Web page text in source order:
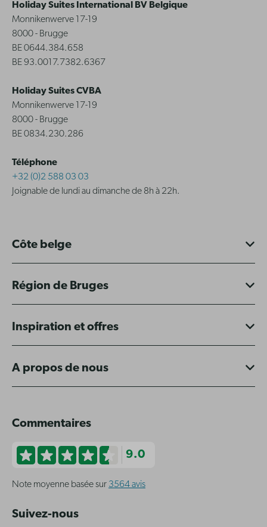
Holiday Suites International BV Belgique
Monnikenwerve 17-19
8000 - Brugge
BE 0644.384.658
BE 93.0017.7382.6367
Holiday Suites CVBA
Monnikenwerve 17-19
8000 - Brugge
BE 0834.230.286
Téléphone
+32 (0)2 588 03 03
Joignable de lundi au dimanche de 8h à 22h.
Côte belge
Région de Bruges
Inspiration et offres
A propos de nous
Commentaires
9.0
Note moyenne basée sur 3564 avis
Suivez-nous